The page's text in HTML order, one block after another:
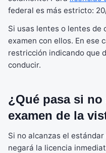
federal es más estricto:
Si usas lentes o lentes de
examen con ellos. En ese
restricción indicando que
conducir.
¿Qué pasa si no
examen de la
Si no alcanzas el
negará la licencia